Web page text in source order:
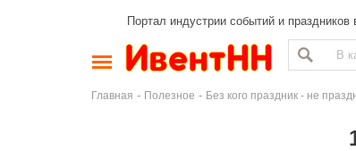
Портал индустрии событий и праздников
Главная - Полезное - Без кого праздник - не